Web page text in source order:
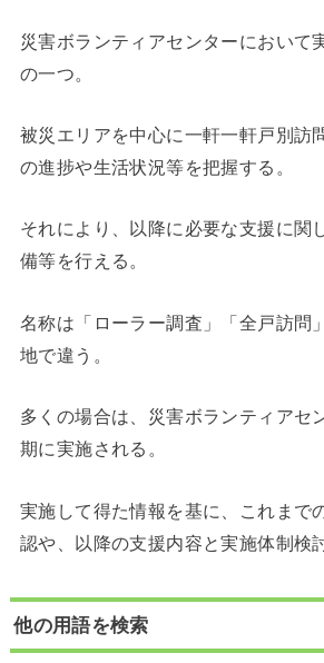
災害ボランティアセンターにおいて
の一つ。
被災エリアを中心に一軒一軒戸別訪
の進捗や生活状況等を把握する。
それにより、以降に必要な支援に関
備等を行える。
名称は「ローラー調査」「全戸訪問
地で違う。
多くの場合は、災害ボランティアセ
期に実施される。
実施して得た情報を基に、これまで
認や、以降の支援内容と実施体制検
他の用語を検索